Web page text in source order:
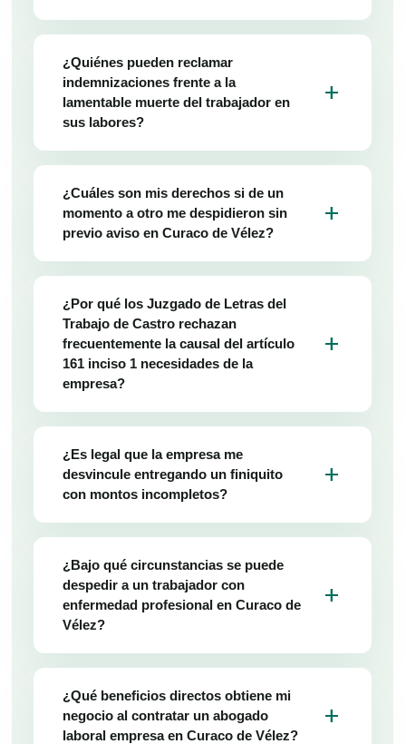
¿Quiénes pueden reclamar
indemnizaciones frente a la
lamentable muerte del trabajador en
sus labores?
add
¿Cuáles son mis derechos si de un
momento a otro me despidieron sin
previo aviso en Curaco de Vélez?
add
¿Por qué los Juzgado de Letras del
Trabajo de Castro rechazan
frecuentemente la causal del artículo
161 inciso 1 necesidades de la
empresa?
add
¿Es legal que la empresa me
desvincule entregando un finiquito
con montos incompletos?
add
¿Bajo qué circunstancias se puede
despedir a un trabajador con
enfermedad profesional en Curaco de
Vélez?
add
¿Qué beneficios directos obtiene mi
negocio al contratar un abogado
laboral empresa en Curaco de Vélez?
add